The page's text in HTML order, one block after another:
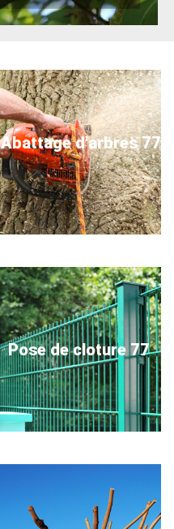
Abattage d'arbres 77
Pose de cloture 77